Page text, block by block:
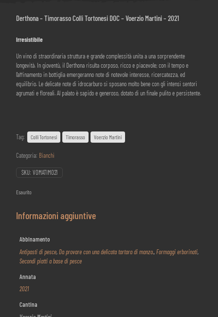
Derthona – Timorasso Colli Tortonesi DOC – Voerzio Martini – 2021
Irresistibile
Un vino di straordinaria struttura e grande complessità unita a una sorprendente
longevità. In gioventù, il Derthona risulta corposo, ricco e piacevole; con il tempo e
l’affinamento in bottiglia emergeranno note di notevole interesse, ricercatezza, ed
equilibrio. Le delicate note di idrocarburo si sposano molto bene con gli intensi sentori
agrumati e floreali. Al palato è sapido e generoso, dotato di un finale pulito e persistente.
Tag: Colli Tortonesi Timorasso Voerzio Martini
Categoria: Bianchi
SKU: VOMATIMO21
Esaurito
Informazioni aggiuntive
Abbinamento
Antipasti di pesce,Da provare con una delicata tartara di manzo.,Formaggi erborinati,
Secondi piatti a base di pesce
Annata
2021
Cantina